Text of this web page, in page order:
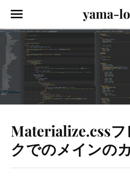
yama-
Materialize.css
クでのメインの